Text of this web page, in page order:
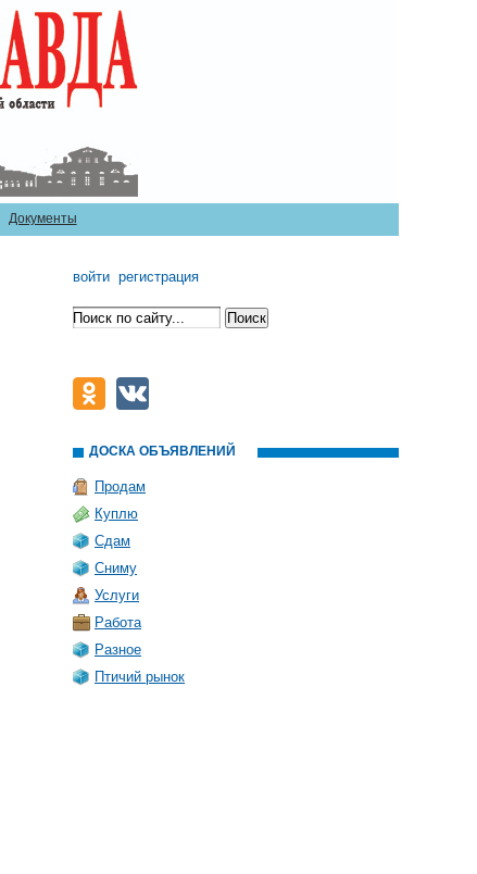
Документы
войти регистрация
ДОСКА ОБЪЯВЛЕНИЙ
Продам
Куплю
Сдам
Сниму
Услуги
Работа
Разное
Птичий рынок